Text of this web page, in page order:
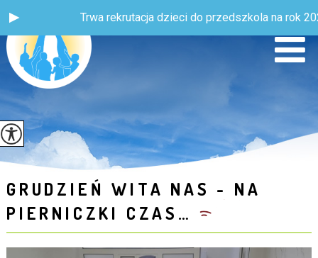
Trwa rekrutacja dzieci do przedszkola na rok
GRUDZIEŃ WITA NAS - NA
PIERNICZKI CZAS…